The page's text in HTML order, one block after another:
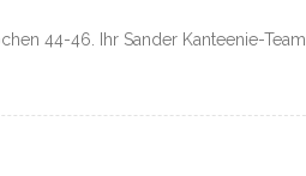
44-46. Ihr Sander Kanteenie-Team